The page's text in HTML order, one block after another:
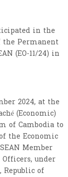
in the
the Permanent
(EO-11/24) in
2024, at the
(Economic)
of Cambodia to
the Economic
Member
Officers, under
Republic of